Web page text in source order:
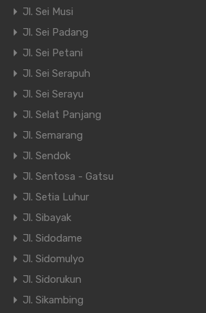
Jl. Sei Musi
Jl. Sei Padang
Jl. Sei Petani
Jl. Sei Serapuh
Jl. Sei Serayu
Jl. Selat Panjang
Jl. Semarang
Jl. Sendok
Jl. Sentosa - Gatsu
Jl. Setia Luhur
Jl. Sibayak
Jl. Sidodame
Jl. Sidomulyo
Jl. Sidorukun
Jl. Sikambing